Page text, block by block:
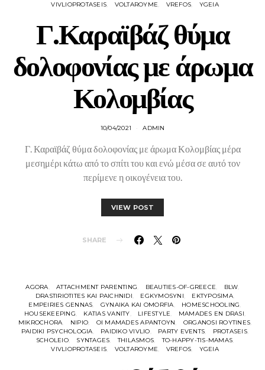
VIVLIOPROTASEIS
VOLTAROYME VREFOS YGEIA
Γ.Καραϊβάζ θύμα
δολοφονίας με άρωμα
Κολομβίας
10/04/2021 ADMIN
Γ. Καραϊβάζ θύμα δολοφονίας με άρωμα Κολομβίας μέρα
μεσημέρι κάτω από το σπίτι του και ενώ μέσα σε αυτό τον
περίμενε η οικογένεια του.
VIEW POST
SHARE
AGORA ATTACHMENT PARENTING BEAUTIES-OF-GREECE
BLW
DRASTIRIOTITES KAI PAICHNIDI
EGKYMOSYNI
EKTYPOSIMA
EMPEIRIES GENNAS
GYNAIKA KAI OMORFIA
HOMESCHOOLING
HOUSEKEEPING
KATIAS VANITY LIFESTYLE
MAMADES EN DRASI
MIKROCHORA
NIPIO OI MAMADES APANTOYN
ORGANOSI ROYTINES
PAIDIKI PSYCHOLOGIA
PAIDIKO VIVLIO PARTY EVENTS
PROTASEIS
SCHOLEIO
SYNTAGES THILASMOS
TO-HAPPY-TIS-MAMAS
VIVLIOPROTASEIS
VOLTAROYME VREFOS YGEIA